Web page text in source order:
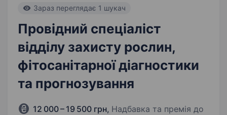
Зараз переглядає 1 шукач
Провідний спеціаліст
відділу захисту рослин,
фітосанітарної діагностики
та прогнозування
12 000 – 19 500 грн, Надбавка та премія до